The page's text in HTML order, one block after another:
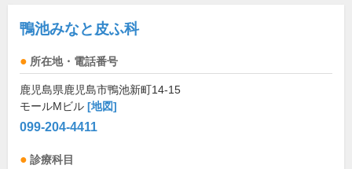
鴨池みなと皮ふ科
所在地・電話番号
鹿児島県鹿児島市鴨池新町14-15
モールMビル [地図]
099-204-4411
診療科目